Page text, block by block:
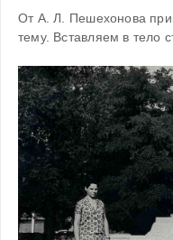
От А. Л. Пешехонова
тему. Вставляем в тело